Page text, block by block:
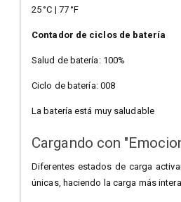
25 °C | 77 °F
Contador de ciclos de batería
Salud de batería: 100%
Ciclo de batería: 008
La batería está muy saludable
Cargando con
Diferentes estados de carga
únicas, haciendo la carga más